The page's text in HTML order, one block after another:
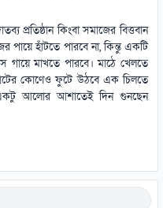
প্রতিষ্ঠান কিংবা সমাজের বিত্তবান
হাঁটতে পারবে না, কিন্তু একটি
গায়ে মাখতে পারবে। মাঠে খেলতে
কোণেও ফুটে উঠবে এক চিলতে
একটু আলোর আশাতেই দিন গুনছেন